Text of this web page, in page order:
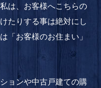
は、お客様へこちらの
たりする事は絶対にし
「お客様のお住まい」
ョンや中古戸建ての購